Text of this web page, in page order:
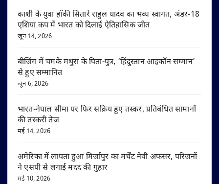
काशी के युवा हॉकी सितारे राहुल यादव का भव्य स्वागत, अंडर-18
एशिया कप में भारत को दिलाई ऐतिहासिक जीत
जून 14, 2026
बीजिंग में चमके मथुरा के पिता-पुत्र, ‘हिंदुस्तान आइकॉन सम्मान’
से हुए सम्मानित
जून 6, 2026
भारत-नेपाल सीमा पर फिर सक्रिय हुए तस्कर, प्रतिबंधित सामानों
की तस्करी तेज
मई 14, 2026
अमेरिका में लापता हुआ मिर्जापुर का मर्चेंट नेवी अफसर, परिजनों
ने एसपी से लगाई मदद की गुहार
मई 10, 2026